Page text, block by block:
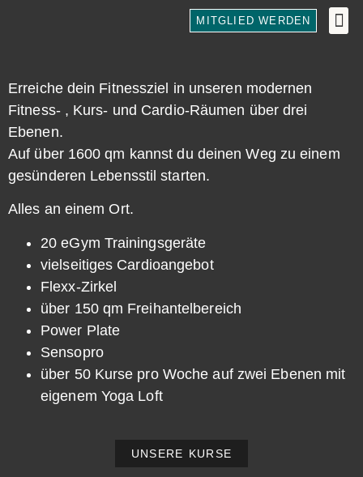
MITGLIED WERDEN
Erreiche dein Fitnessziel in unseren modernen
Fitness- , Kurs- und Cardio-Räumen über drei
Ebenen.
Auf über 1600 qm kannst du deinen Weg zu einem
gesünderen Lebensstil starten.
Alles an einem Ort.
20 eGym Trainingsgeräte
vielseitiges Cardioangebot
Flexx-Zirkel
über 150 qm Freihantelbereich
Power Plate
Sensopro
über 50 Kurse pro Woche auf zwei Ebenen mit
eigenem Yoga Loft
UNSERE KURSE